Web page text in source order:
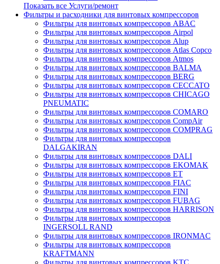
Показать все Услуги/ремонт
Фильтры и расходники для винтовых компрессоров
Фильтры для винтовых компрессоров ABAC
Фильтры для винтовых компрессоров Airpol
Фильтры для винтовых компрессоров Alup
Фильтры для винтовых компрессоров Atlas Copco
Фильтры для винтовых компрессоров Atmos
Фильтры для винтовых компрессоров BALMA
Фильтры для винтовых компрессоров BERG
Фильтры для винтовых компрессоров CECCATO
Фильтры для винтовых компрессоров CHICAGO
PNEUMATIC
Фильтры для винтовых компрессоров COMARO
Фильтры для винтовых компрессоров CompAir
Фильтры для винтовых компрессоров COMPRAG
Фильтры для винтовых компрессоров
DALGAKIRAN
Фильтры для винтовых компрессоров DALI
Фильтры для винтовых компрессоров EKOMAK
Фильтры для винтовых компрессоров ET
Фильтры для винтовых компрессоров FIAC
Фильтры для винтовых компрессоров FINI
Фильтры для винтовых компрессоров FUBAG
Фильтры для винтовых компрессоров HARRISON
Фильтры для винтовых компрессоров
INGERSOLL RAND
Фильтры для винтовых компрессоров IRONMAC
Фильтры для винтовых компрессоров
KRAFTMANN
Фильтры для винтовых компрессоров KTC